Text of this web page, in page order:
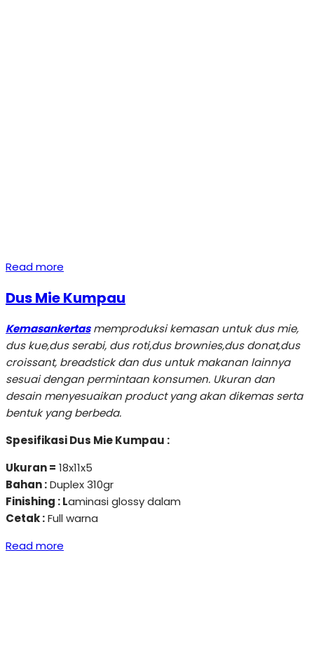
Read more
Dus Mie Kumpau
Kemasankertasmemproduksi kemasan untuk dus mie,
dus kue,dus serabi, dus roti,dus brownies,dus donat,dus
croissant, breadstick dan dus untuk makanan lainnya
sesuai dengan permintaan konsumen. Ukuran dan
desain menyesuaikan product yang akan dikemas serta
bentuk yang berbeda.
Spesifikasi Dus Mie Kumpau :
Ukuran = 18x11x5
Bahan :Duplex 310gr
Finishing : Laminasi glossy dalam
Cetak :Full warna
Read more